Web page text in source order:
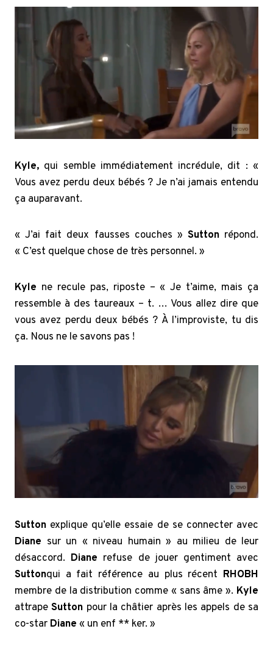
Kyle, qui semble immédiatement incrédule, dit : «
Vous avez perdu deux bébés ? Je n’ai jamais entendu
ça auparavant.
« J’ai fait deux fausses couches » Suttonrépond.
« C’est quelque chose de très personnel. »
Kyle ne recule pas, riposte – « Je t’aime, mais ça
ressemble à des taureaux – t. … Vous allez dire que
vous avez perdu deux bébés ? À l’improviste, tu dis
ça. Nous ne le savons pas !
Sutton explique qu’elle essaie de se connecter avec
Diane sur un « niveau humain » au milieu de leur
désaccord. Diane refuse de jouer gentiment avec
Suttonqui a fait référence au plus récent RHOBH
membre de la distribution comme « sans âme ». Kyle
attrapeSutton pour la châtier après les appels de sa
co-star Diane « un enf ** ker. »